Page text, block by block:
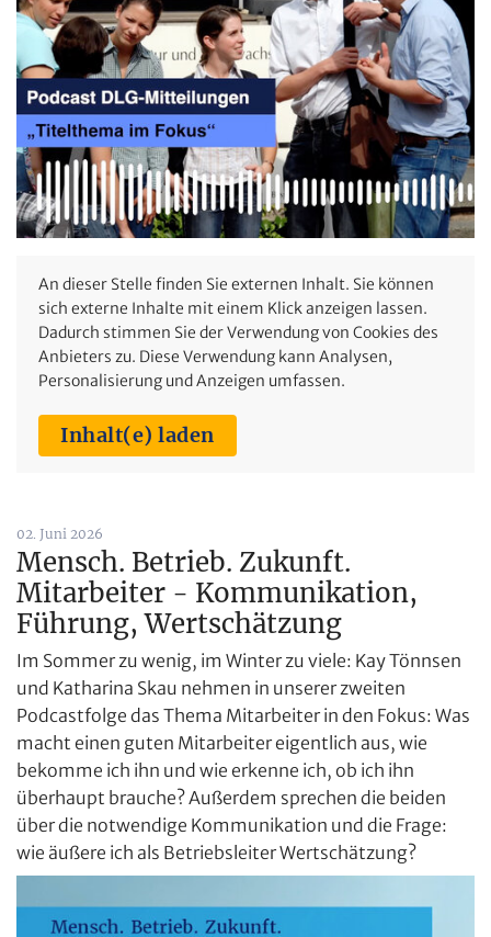
An dieser Stelle finden Sie externen Inhalt. Sie können
sich externe Inhalte mit einem Klick anzeigen lassen.
Dadurch stimmen Sie der Verwendung von Cookies des
Anbieters zu. Diese Verwendung kann Analysen,
Personalisierung und Anzeigen umfassen.
Inhalt(e) laden
02. Juni 2026
Mensch. Betrieb. Zukunft.
Mitarbeiter - Kommunikation,
Führung, Wertschätzung
Im Sommer zu wenig, im Winter zu viele: Kay Tönnsen
und Katharina Skau nehmen in unserer zweiten
Podcastfolge das Thema Mitarbeiter in den Fokus: Was
macht einen guten Mitarbeiter eigentlich aus, wie
bekomme ich ihn und wie erkenne ich, ob ich ihn
überhaupt brauche? Außerdem sprechen die beiden
über die notwendige Kommunikation und die Frage:
wie äußere ich als Betriebsleiter Wertschätzung?